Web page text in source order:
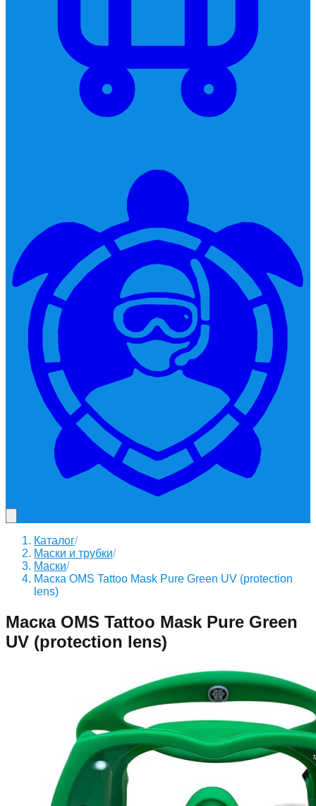
Каталог/
Маски и трубки/
Маски/
Маска OMS Tattoo Mask Pure Green UV (protection
lens)
Маска OMS Tattoo Mask Pure Green
UV (protection lens)